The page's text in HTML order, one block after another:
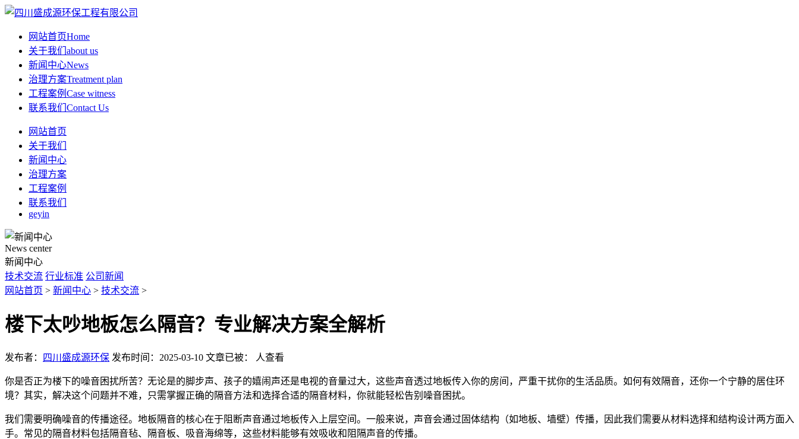
网站首页Home
关于我们 about us
新闻中心News
治理方案Treatment plan
工程案例 Case witness
联系我们 Contact Us
网站首页
关于我们
新闻中心
治理方案
工程案例
联系我们
geyin
News center
新闻中心
技术交流 行业标准 公司新闻
网站首页 > 新闻中心 > 技术交流 >
楼下太吵地板怎么隔音？专业解决方案全解析
发布者： 四川盛成源环保 发布时间：2025-03-10 文章已被： 人查看
你是否正为楼下的噪音困扰所苦？无论是的脚步声、孩子的嬉闹声还是电视的音量过大，这些声音透过地板传入你的房间，严重干扰你的生活品质。如何有效隔音，还你一个宁静的居住环
境？其实，解决这个问题并不难，只需掌握正确的隔音方法和选择合适的隔音材料，你就能轻松告别噪音困扰。
我们需要明确噪音的传播途径。地板隔音的核心在于阻断声音通过地板传入上层空间。一般来说，声音会通过固体结构（如地板、墙壁）传播，因此我们需要从材料选择和结构设计两方面入
手。常见的隔音材料包括隔音毡、隔音板、吸音海绵等，这些材料能够有效吸收和阻隔声音的传播。